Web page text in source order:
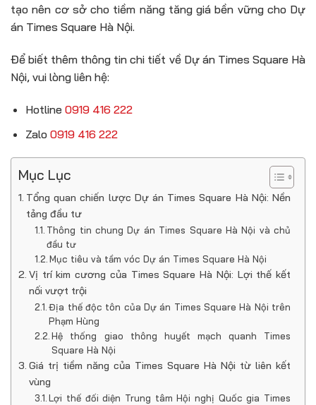
tạo nên cơ sở cho tiềm năng tăng giá bền vững cho Dự
án Times Square Hà Nội.
Để biết thêm thông tin chi tiết về Dự án Times Square Hà
Nội, vui lòng liên hệ:
Hotline 0919 416 222
Zalo 0919 416 222
Mục Lục
Tổng quan chiến lược Dự án Times Square Hà Nội: Nền
tảng đầu tư
Thông tin chung Dự án Times Square Hà Nội và chủ
đầu tư
Mục tiêu và tầm vóc Dự án Times Square Hà Nội
Vị trí kim cương của Times Square Hà Nội: Lợi thế kết
nối vượt trội
Địa thế độc tôn của Dự án Times Square Hà Nội trên
Phạm Hùng
Hệ thống giao thông huyết mạch quanh Times
Square Hà Nội
Giá trị tiềm năng của Times Square Hà Nội từ liên kết
vùng
Lợi thế đối diện Trung tâm Hội nghị Quốc gia Times